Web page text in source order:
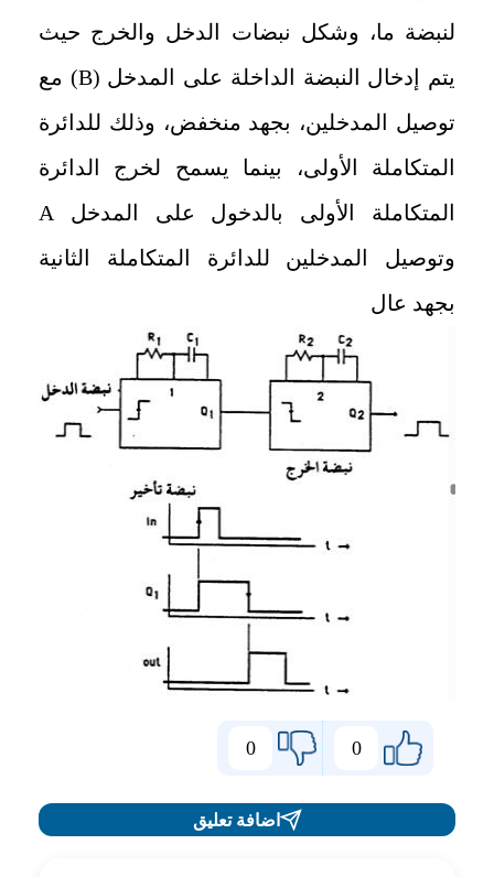
لنبضة ما، وشكل نبضات الدخل والخرج حيث
يتم إدخال النبضة الداخلة على المدخل (B) مع
توصيل المدخلين، بجهد منخفض، وذلك للدائرة
المتكاملة الأولى، بينما يسمح لخرج الدائرة
المتكاملة الأولى بالدخول على المدخل A
وتوصيل المدخلين للدائرة المتكاملة الثانية
بجهد عال
0
0
اضافة تعليق